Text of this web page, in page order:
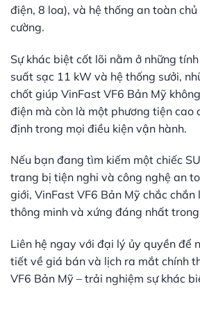
điện, 8 loa), và hệ thống an toàn
cường.
Sự khác biệt cốt lõi nằm ở những
suất sạc 11 kW và hệ thống sưởi,
chốt giúp VinFast VF6 Bản Mỹ
điện mà còn là một phương tiện cao
định trong mọi điều kiện vận hành.
Nếu bạn đang tìm kiếm một chiếc
trang bị tiện nghi và công nghệ an
giới, VinFast VF6 Bản Mỹ chắc
thông minh và xứng đáng nhất
Liên hệ ngay với đại lý ủy quyền để
tiết về giá bán và lịch ra mắt chính
VF6 Bản Mỹ – trải nghiệm sự khác